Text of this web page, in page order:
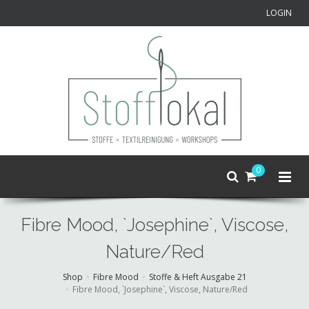
LOGIN
0
Fibre Mood, `Josephine`, Viscose,
Nature/Red
Shop Fibre Mood
Stoffe & Heft Ausgabe 21
Fibre Mood, `Josephine`, Viscose, Nature/Red